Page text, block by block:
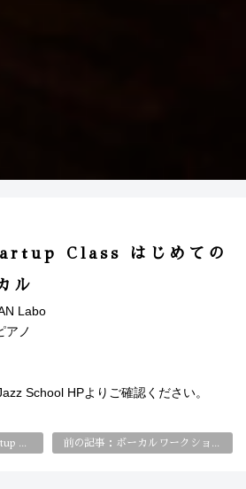
Class はじめての
ル
Labo
アノ
School HPよりご確認ください。
次の記事：Jazz Vocal Startup Class はじめてのジャズ・ヴォーカル 前の記事：ボーカルワークショップ